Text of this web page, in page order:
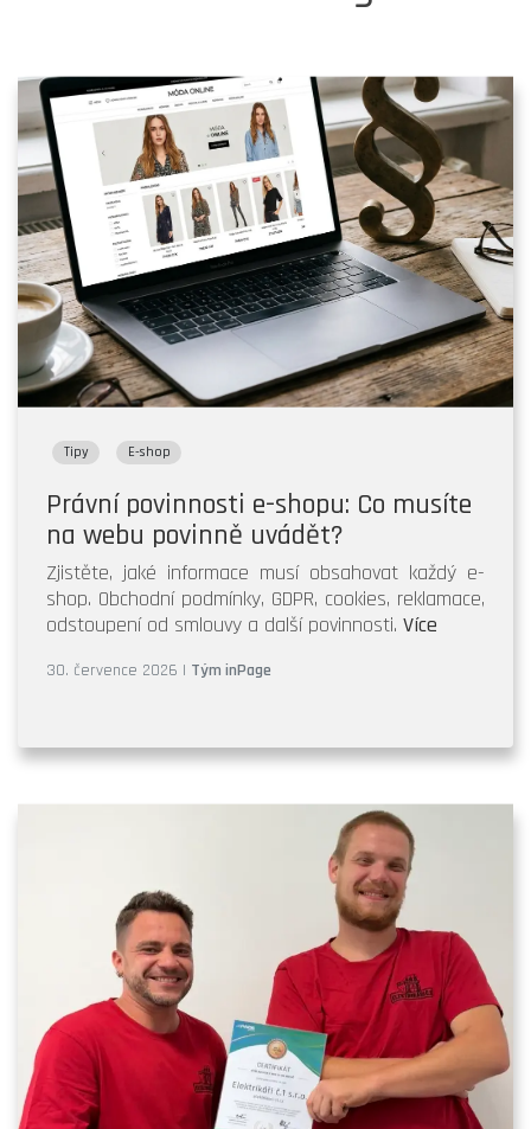
Tipy E-shop
Právní povinnosti e-shopu: Co musíte
na webu povinně uvádět?
Zjistěte, jaké informace musí obsahovat každý e-
shop. Obchodní podmínky, GDPR, cookies, reklamace,
odstoupení od smlouvy a další povinnosti. Více
30. července 2026 | Tým inPage